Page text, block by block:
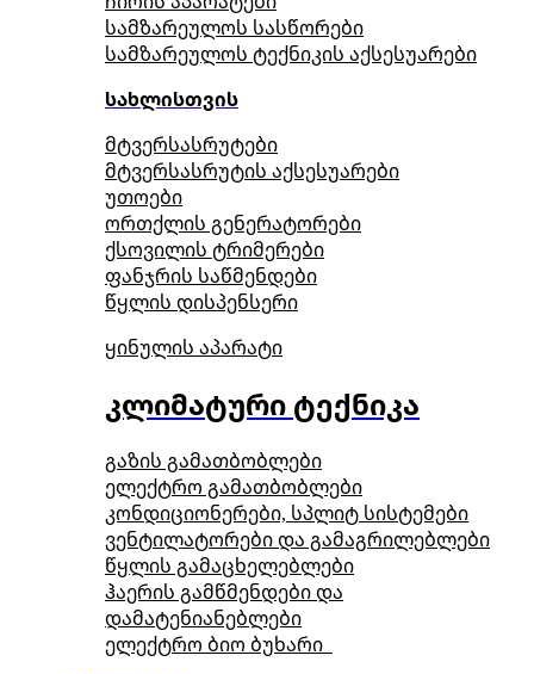
სამზარეულოს სასწორები
სამზარეულოს ტექნიკის აქსესუარები
სახლისთვის
მტვერსასრუტები
მტვერსასრუტის აქსესუარები
უთოები
ორთქლის გენერატორები
ქსოვილის ტრიმერები
ფანჯრის საწმენდები
წყლის დისპენსერი
ყინულის აპარატი
კლიმატური ტექნიკა
გაზის გამათბობლები
ელექტრო გამათბობლები
კონდიციონერები, სპლიტ სისტემები
ვენტილატორები და გამაგრილებლები
წყლის გამაცხელებლები
ჰაერის გამწმენდები და
დამატენიანებლები
ელექტრო ბიო ბუხარი